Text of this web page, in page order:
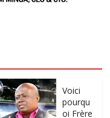
Voici
pourqu
oi Frère